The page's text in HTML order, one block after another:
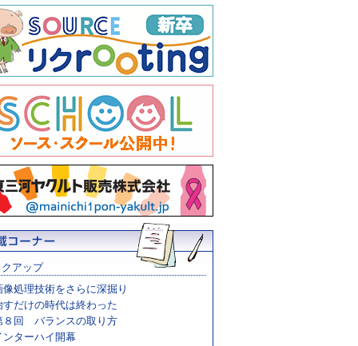
アップ
像処理技術をさらに深掘り
すだけの時代は終わった
８回 バランスの取り方
ンターハイ開幕